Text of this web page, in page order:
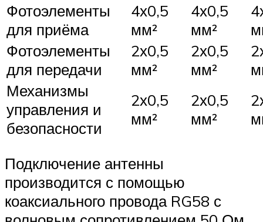
Фотоэлементы
для приёма
4х0,5
мм²
4х0,5
мм²
Фотоэлементы
для передачи
2х0,5
мм²
2х0,5
мм²
Механизмы
управления и
безопасности
2х0,5
мм²
2х0,5
мм²
Подключение антенны
производится с помощью
коаксиального провода RG58 с